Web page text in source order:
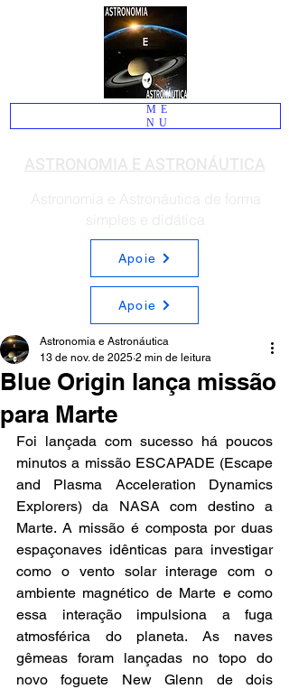
ASTRONOMIA E ASTRONÁUTICA
ME
NU
Astronomia e Astronáutica de forma
simples e didática
Apoie
Apoie
Blue Origin lança missão
para Marte
Astronomia e Astronáutica
13 de nov. de 2025 2 min de leitura
Foi lançada com sucesso há poucos
minutos a missão ESCAPADE (Escape
and Plasma Acceleration Dynamics
Explorers) da NASA com destino a
Marte. A missão é composta por duas
espaçonaves idênticas para investigar
como o vento solar interage com o
ambiente magnético de Marte e como
essa interação impulsiona a fuga
atmosférica do planeta. As naves
gêmeas foram lançadas no topo do
novo foguete New Glenn de dois